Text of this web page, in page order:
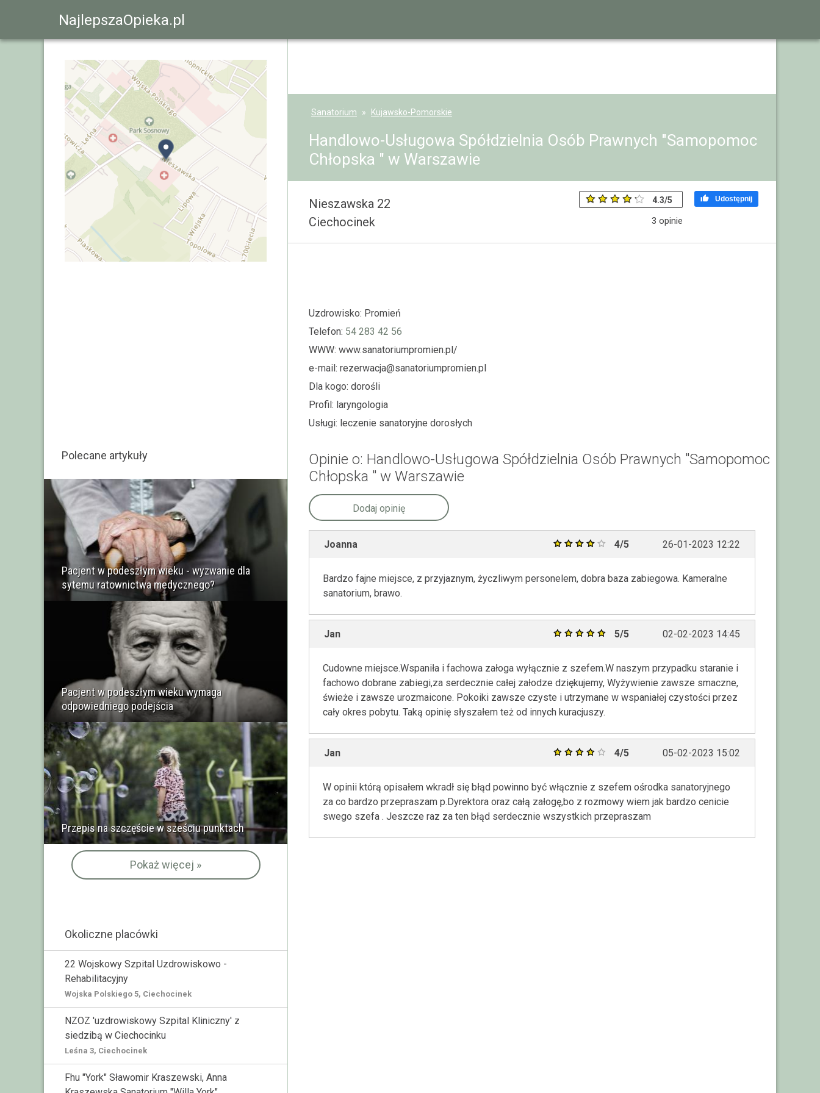
NajlepszaOpieka.pl
Sanatorium Kujawsko-Pomorskie
Handlowo-Usługowa Spółdzielnia Osób Prawnych "Samopomoc
Chłopska " w Warszawie
Nieszawska 22
Ciechocinek
4.3/5
3 opinie
 Udostępnij
Uzdrowisko: Promień
Telefon: 54 283 42 56
WWW: www.sanatoriumpromien.pl/
e-mail: rezerwacja@sanatoriumpromien.pl
Dla kogo: dorośli
Profil: laryngologia
Usługi: leczenie sanatoryjne dorosłych
Opinie o: Handlowo-Usługowa Spółdzielnia Osób Prawnych "Samopomoc
Chłopska " w Warszawie
Dodaj opinię
Joanna 4/5 26-01-2023 12:22
Bardzo fajne miejsce, z przyjaznym, życzliwym personelem, dobra baza zabiegowa. Kameralne
sanatorium, brawo.
Jan 5/5 02-02-2023 14:45
Cudowne miejsce.Wspaniła i fachowa załoga wyłącznie z szefem.W naszym przypadku staranie i
fachowo dobrane zabiegi,za serdecznie całej załodze dziękujemy, Wyżywienie zawsze smaczne,
świeże i zawsze urozmaicone. Pokoiki zawsze czyste i utrzymane w wspaniałej czystości przez
cały okres pobytu. Taką opinię słyszałem też od innych kuracjuszy.
Jan 4/5 05-02-2023 15:02
W opinii którą opisałem wkradł się błąd powinno być włącznie z szefem ośrodka sanatoryjnego
za co bardzo przepraszam p.Dyrektora oraz całą załogę,bo z rozmowy wiem jak bardzo cenicie
swego szefa . Jeszcze raz za ten błąd serdecznie wszystkich przepraszam
Polecane artykuły
Pacjent w podeszłym wieku - wyzwanie dla
sytemu ratownictwa medycznego?
Pacjent w podeszłym wieku wymaga
odpowiedniego podejścia
Przepis na szczęście w sześciu punktach
Pokaż więcej »
Okoliczne placówki
22 Wojskowy Szpital Uzdrowiskowo -
Rehabilitacyjny
Wojska Polskiego 5, Ciechocinek
NZOZ 'uzdrowiskowy Szpital Kliniczny' z
siedzibą w Ciechocinku
Leśna 3, Ciechocinek
Fhu "York" Sławomir Kraszewski, Anna